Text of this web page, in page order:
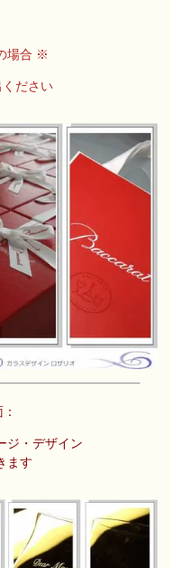
場合 ※
ください
ジ・デザイン
ます